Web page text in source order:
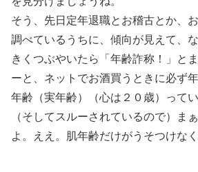
そう、先日定年退職とお稽古とか、
調べているうちに、傾向が見えて、
きくつぶやいたら「年齢詐称！」と
ーと、ネットでお酒買うときに必ず
年齢（実年齢）（心は２０歳）って
（そしてスルーされているので）ま
よ。ええ。肌年齢だけがうそつけなく